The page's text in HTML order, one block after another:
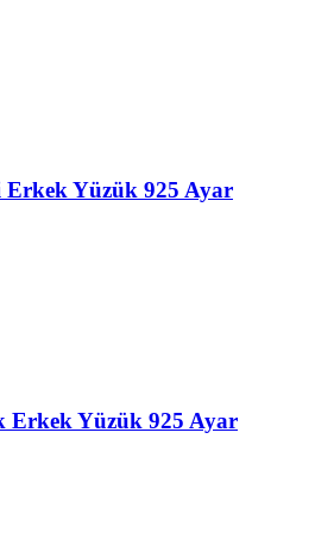
Erkek Yüzük 925 Ayar
Erkek Yüzük 925 Ayar